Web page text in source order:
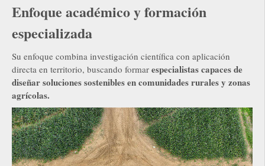
Enfoque académico y formación
especializada
Su enfoque combina investigación científica con aplicación
directa en territorio, buscando formar especialistas capaces de
diseñar soluciones sostenibles en comunidades rurales y zonas
agrícolas.